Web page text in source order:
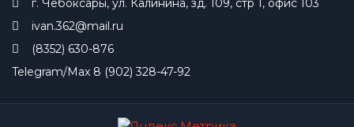
г. Чебоксары, ул. Калинина, зд. 109, стр 1, офис 103
ivan.362@mail.ru
(8352) 630-876
Telegram/Max 8 (902) 328-47-92